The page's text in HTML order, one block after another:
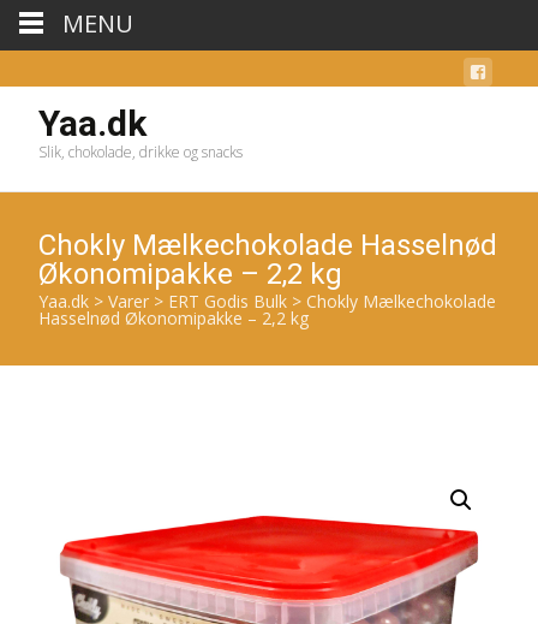
Yaa.dk
Slik, chokolade, drikke og snacks
Chokly Mælkechokolade Hasselnød
Økonomipakke – 2,2 kg
Yaa.dk > Varer > ERT Godis Bulk > Chokly Mælkechokolade
Hasselnød Økonomipakke – 2,2 kg
MENU